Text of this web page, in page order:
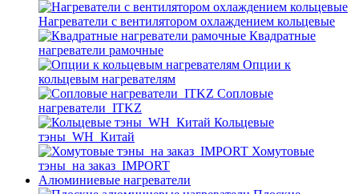
Нагреватели с вентилятором охлаждением кольцевые
Квадратные
нагреватели рамочные
Опции к
кольцевым нагревателям
Cопловые
нагреватели_ITKZ
Кольцевые
тэны_WH_Китай
Хомутовые
тэны_на заказ_IMPORT
Алюминиевые нагреватели